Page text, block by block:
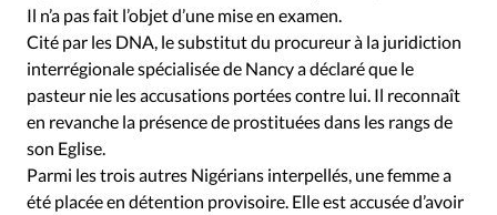
Il n’a pas fait l’objet d’une mise en examen.
Cité par les DNA, le substitut du procureur à la juridiction
interrégionale spécialisée de Nancy a déclaré que le
pasteur nie les accusations portées contre lui. Il reconnaît
en revanche la présence de prostituées dans les rangs de
son Eglise.
Parmi les trois autres Nigérians interpellés, une femme a
été placée en détention provisoire. Elle est accusée d’avoir